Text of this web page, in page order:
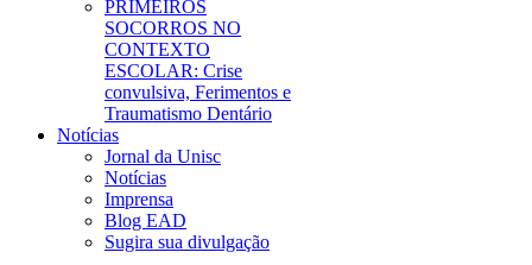
PRIMEIROS
SOCORROS NO
CONTEXTO
ESCOLAR: Crise
convulsiva, Ferimentos e
Traumatismo Dentário
Notícias
Jornal da Unisc
Notícias
Imprensa
Blog EAD
Sugira sua divulgação